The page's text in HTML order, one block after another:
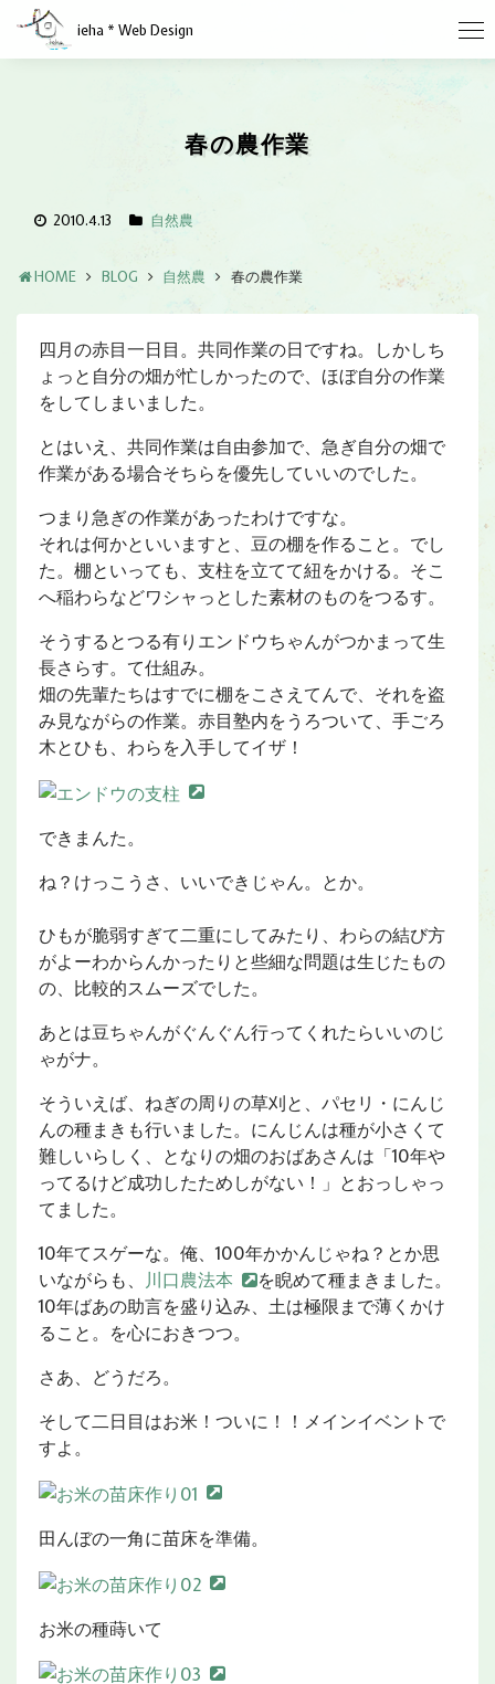
ieha * Web Design
春の農作業
2010.4.13 自然農
HOME BLOG 自然農 春の農作業
四月の赤目一日目。共同作業の日ですね。しかしち
ょっと自分の畑が忙しかったので、ほぼ自分の作業
をしてしまいました。
とはいえ、共同作業は自由参加で、急ぎ自分の畑で
作業がある場合そちらを優先していいのでした。
つまり急ぎの作業があったわけですな。
それは何かといいますと、豆の棚を作ること。でし
た。棚といっても、支柱を立てて紐をかける。そこ
へ稲わらなどワシャっとした素材のものをつるす。
そうするとつる有りエンドウちゃんがつかまって生
長さらす。て仕組み。
畑の先輩たちはすでに棚をこさえてんで、それを盗
み見ながらの作業。赤目塾内をうろついて、手ごろ
木とひも、わらを入手してイザ！
できまんた。
ね？けっこうさ、いいできじゃん。とか。
ひもが脆弱すぎて二重にしてみたり、わらの結び方
がよーわからんかったりと些細な問題は生じたもの
の、比較的スムーズでした。
あとは豆ちゃんがぐんぐん行ってくれたらいいのじ
ゃがナ。
そういえば、ねぎの周りの草刈と、パセリ・にんじ
んの種まきも行いました。にんじんは種が小さくて
難しいらしく、となりの畑のおばあさんは「10年や
ってるけど成功したためしがない！」とおっしゃっ
てました。
10年てスゲーな。俺、100年かかんじゃね？とか思
いながらも、 川口農法本
を睨めて種まきました。
10年ばあの助言を盛り込み、土は極限まで薄くかけ
ること。を心におきつつ。
さあ、どうだろ。
そして二日目はお米！ついに！！メインイベントで
すよ。
田んぼの一角に苗床を準備。
お米の種蒔いて